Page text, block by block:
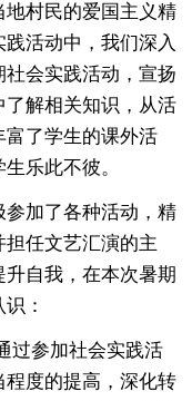
村民的爱国主义精
活动中，我们深入
会实践活动，宣扬
解相关知识，从活
了学生的课外活
乐此不彼。
加了各种活动，精
任文艺汇演的主
自我，在本次暑期
：
过参加社会实践活
度的提高，深化转